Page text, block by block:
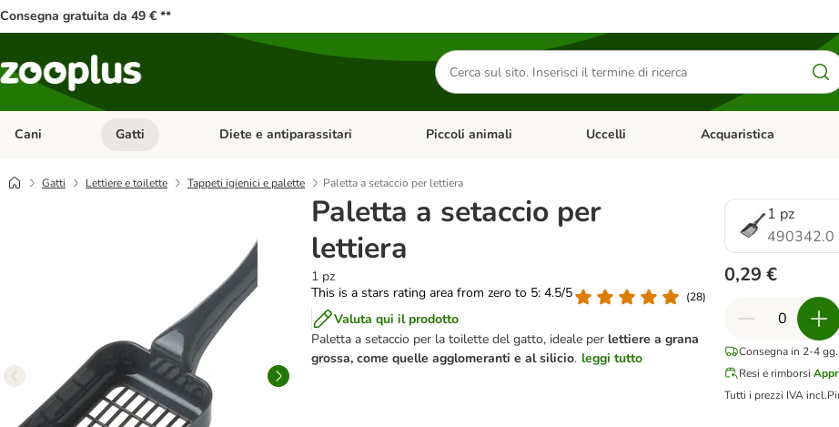
Consegna gratuita da 49 € **
Cerca
prodotti
Cani Apri Menu Categoria: Cani
Gatti Apri Menu Categoria: Gatti
Diete e antiparassitari Apri Menu Categoria: Diete e antiparassitari
Piccoli animali Apri Menu Categoria: Piccoli animali
Uccelli Apri Menu Categoria: Uccelli
Acquaristica
Gatti Lettiere e toilette Tappeti igienici e palette Paletta a setaccio per lettiera
Paletta a setaccio per
lettiera
1 pz
This is a stars rating area from zero to 5: 4.5/5
(28)
Valuta qui il prodotto
Paletta a setaccio per la toilette del gatto, ideale per lettiere a grana
grossa, come quelle agglomeranti e al silicio. leggi tutto
1 pz
490342.0
0,29 €
Consegna in 2-4 gg.
Resi e rimborsi
Tutti i prezzi IVA incl.